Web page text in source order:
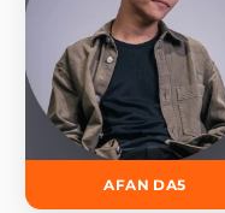
AFAN DA5